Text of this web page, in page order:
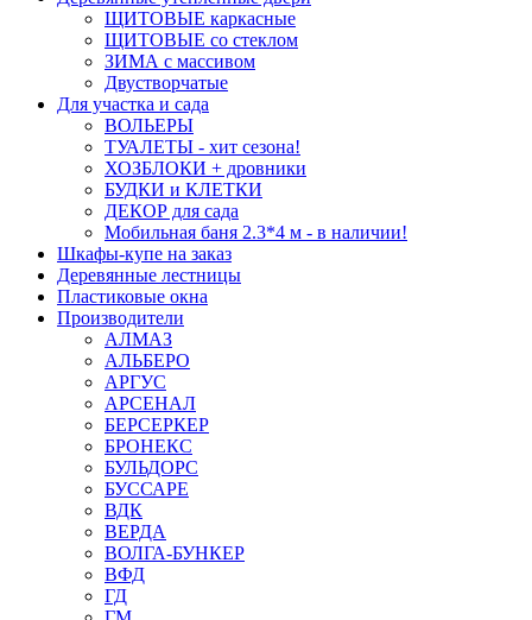
ЩИТОВЫЕ каркасные
ЩИТОВЫЕ со стеклом
ЗИМА с массивом
Двустворчатые
Для участка и сада
ВОЛЬЕРЫ
ТУАЛЕТЫ - хит сезона!
ХОЗБЛОКИ + дровники
БУДКИ и КЛЕТКИ
ДЕКОР для сада
Мобильная баня 2.3*4 м - в наличии!
Шкафы-купе на заказ
Деревянные лестницы
Пластиковые окна
Производители
АЛМАЗ
АЛЬБЕРО
АРГУС
АРСЕНАЛ
БЕРСЕРКЕР
БРОНЕКС
БУЛЬДОРС
БУССАРЕ
ВДК
ВЕРДА
ВОЛГА-БУНКЕР
ВФД
ГД